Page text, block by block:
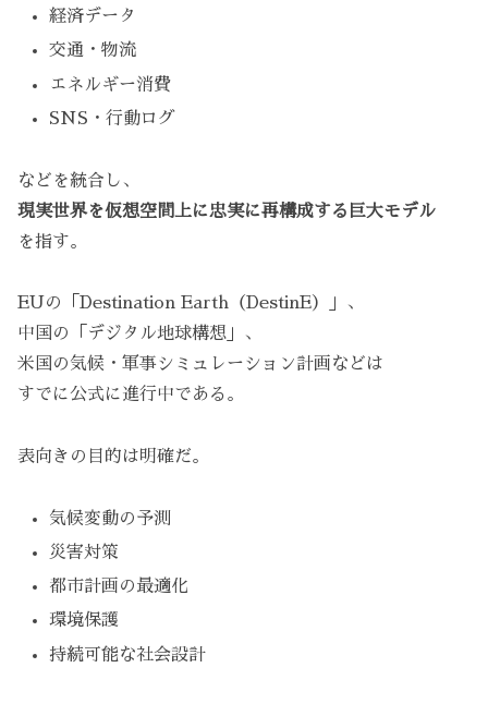
経済データ
交通・物流
エネルギー消費
SNS・行動ログ
などを統合し、
現実世界を仮想空間上に忠実に再構成する巨大モデル
を指す。
EUの「Destination Earth（DestinE）」、
中国の「デジタル地球構想」、
米国の気候・軍事シミュレーション計画などは
すでに公式に進行中である。
表向きの目的は明確だ。
気候変動の予測
災害対策
都市計画の最適化
環境保護
持続可能な社会設計